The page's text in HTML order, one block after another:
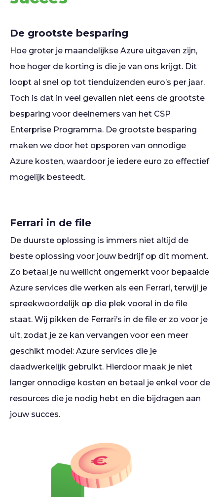
De grootste besparing
Hoe groter je maandelijkse Azure uitgaven zijn,
hoe hoger de korting is die je van ons krijgt. Dit
loopt al snel op tot tienduizenden euro’s per jaar.
Toch is dat in veel gevallen niet eens de grootste
besparing voor deelnemers van het CSP
Enterprise Programma. De grootste besparing
maken we door het opsporen van onnodige
Azure kosten, waardoor je iedere euro zo effectief
mogelijk besteedt.
Ferrari in de file
De duurste oplossing is immers niet altijd de
beste oplossing voor jouw bedrijf op dit moment.
Zo betaal je nu wellicht ongemerkt voor bepaalde
Azure services die werken als een Ferrari, terwijl je
spreekwoordelijk op die plek vooral in de file
staat. Wij pikken de Ferrari’s in de file er zo voor je
uit, zodat je ze kan vervangen voor een meer
geschikt model: Azure services die je
daadwerkelijk gebruikt. Hierdoor maak je niet
langer onnodige kosten en betaal je enkel voor de
resources die je nodig hebt en die bijdragen aan
jouw succes.